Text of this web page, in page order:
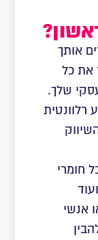
אותך
את כל
שלך.
חומרי
אנשי